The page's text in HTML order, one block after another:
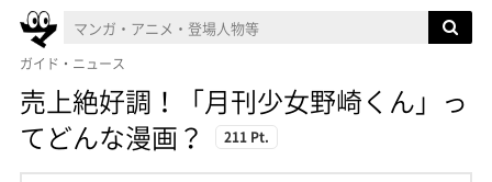
ガイド・ニュース
売上絶好調！「月刊少女野崎くん」っ
てどんな漫画？
211 Pt.